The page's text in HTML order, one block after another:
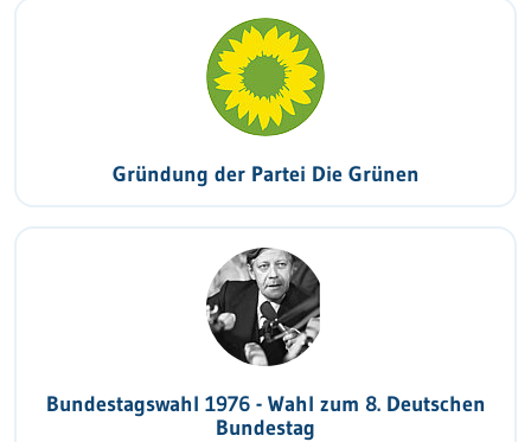
Gründung der Partei Die Grünen
Bundestagswahl 1976 - Wahl zum 8. Deutschen
Bundestag